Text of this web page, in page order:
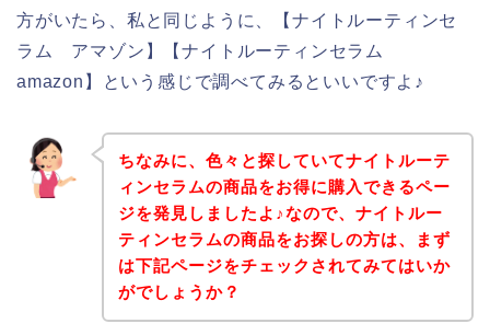
方がいたら、私と同じように、【ナイトルーティンセ
ラム アマゾン】【ナイトルーティンセラム
amazon】という感じで調べてみるといいですよ♪
ちなみに、色々と探していてナイトルーテ
ィンセラムの商品をお得に購入できるペー
ジを発見しましたよ♪なので、ナイトルー
ティンセラムの商品をお探しの方は、まず
は下記ページをチェックされてみてはいか
がでしょうか？